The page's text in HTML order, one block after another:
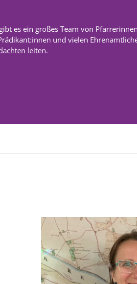
es ein großes Team von
und vielen
leiten.